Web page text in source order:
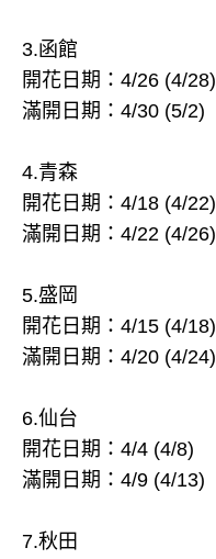
3.函館
開花日期：4/26 (4/28)
滿開日期：4/30 (5/2)
4.青森
開花日期：4/18 (4/22)
滿開日期：4/22 (4/26)
5.盛岡
開花日期：4/15 (4/18)
滿開日期：4/20 (4/24)
6.仙台
開花日期：4/4 (4/8)
滿開日期：4/9 (4/13)
7.秋田